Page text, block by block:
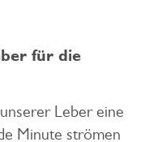
für die
Leber eine
Minute strömen